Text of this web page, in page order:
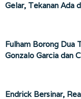
Gelar, Tekanan Ada
Fulham Borong Dua
Gonzalo Garcia dan
Endrick Bersinar,